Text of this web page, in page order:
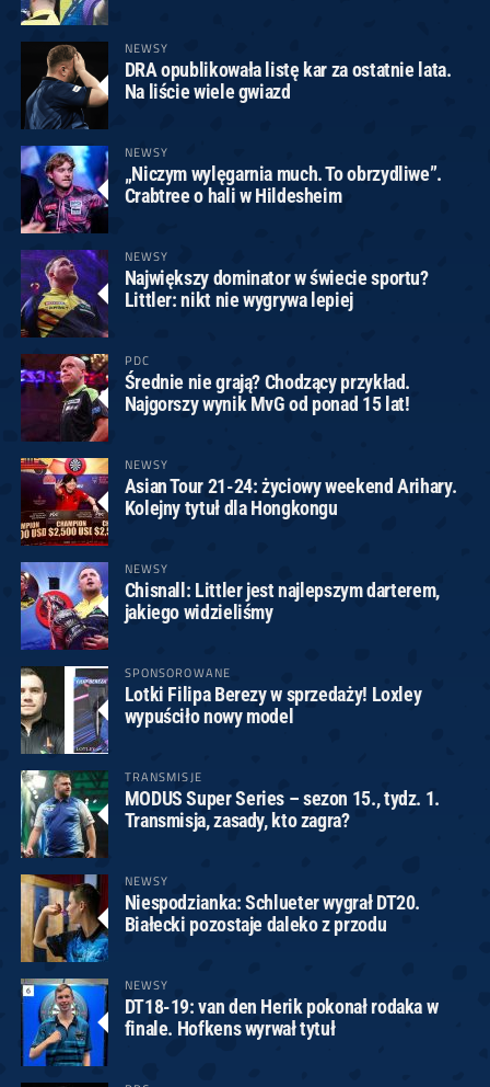
NEWSY
DRA opublikowała listę kar za ostatnie lata.
Na liście wiele gwiazd
NEWSY
„Niczym wylęgarnia much. To obrzydliwe”.
Crabtree o hali w Hildesheim
NEWSY
Największy dominator w świecie sportu?
Littler: nikt nie wygrywa lepiej
PDC
Średnie nie grają? Chodzący przykład.
Najgorszy wynik MvG od ponad 15 lat!
NEWSY
Asian Tour 21-24: życiowy weekend Arihary.
Kolejny tytuł dla Hongkongu
NEWSY
Chisnall: Littler jest najlepszym darterem,
jakiego widzieliśmy
SPONSOROWANE
Lotki Filipa Berezy w sprzedaży! Loxley
wypuściło nowy model
TRANSMISJE
MODUS Super Series – sezon 15., tydz. 1.
Transmisja, zasady, kto zagra?
NEWSY
Niespodzianka: Schlueter wygrał DT20.
Białecki pozostaje daleko z przodu
NEWSY
DT18-19: van den Herik pokonał rodaka w
finale. Hofkens wyrwał tytuł